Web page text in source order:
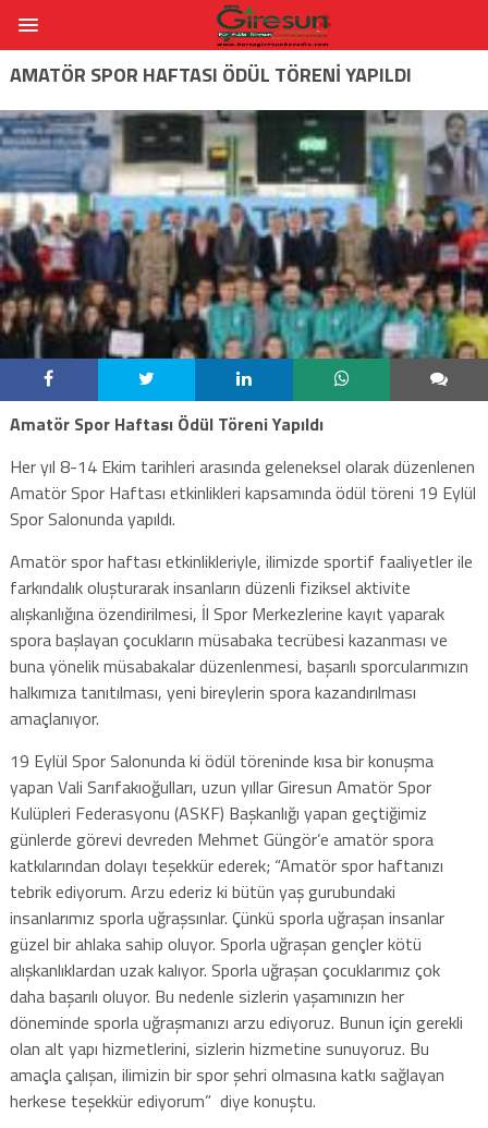
AMATÖR SPOR HAFTASI ÖDÜL TÖRENI YAPILDI
Amatör Spor Haftası Ödül Töreni Yapıldı
Her yıl 8-14 Ekim tarihleri arasında geleneksel olarak düzenlenen
Amatör Spor Haftası etkinlikleri kapsamında ödül töreni 19 Eylül
Spor Salonunda yapıldı.
Amatör spor haftası etkinlikleriyle, ilimizde sportif faaliyetler ile
farkındalık oluşturarak insanların düzenli fiziksel aktivite
alışkanlığına özendirilmesi, İl Spor Merkezlerine kayıt yaparak
spora başlayan çocukların müsabaka tecrübesi kazanması ve
buna yönelik müsabakalar düzenlenmesi, başarılı sporcularımızın
halkımıza tanıtılması, yeni bireylerin spora kazandırılması
amaçlanıyor.
19 Eylül Spor Salonunda ki ödül töreninde kısa bir konuşma
yapan Vali Sarıfakıoğulları, uzun yıllar Giresun Amatör Spor
Kulüpleri Federasyonu (ASKF) Başkanlığı yapan geçtiğimiz
günlerde görevi devreden Mehmet Güngör’e amatör spora
katkılarından dolayı teşekkür ederek; “Amatör spor haftanızı
tebrik ediyorum. Arzu ederiz ki bütün yaş gurubundaki
insanlarımız sporla uğraşsınlar. Çünkü sporla uğraşan insanlar
güzel bir ahlaka sahip oluyor. Sporla uğraşan gençler kötü
alışkanlıklardan uzak kalıyor. Sporla uğraşan çocuklarımız çok
daha başarılı oluyor. Bu nedenle sizlerin yaşamınızın her
döneminde sporla uğraşmanızı arzu ediyoruz. Bunun için gerekli
olan alt yapı hizmetlerini, sizlerin hizmetine sunuyoruz. Bu
amaçla çalışan, ilimizin bir spor şehri olmasına katkı sağlayan
herkese teşekkür ediyorum” diye konuştu.